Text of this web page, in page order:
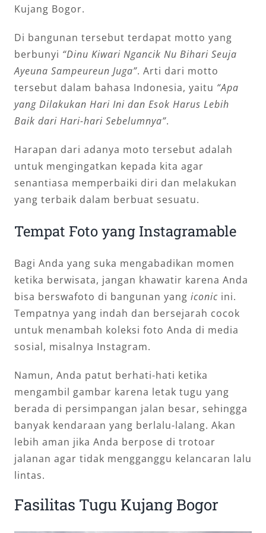
Kujang Bogor.
Di bangunan tersebut terdapat motto yang
berbunyi “Dinu Kiwari Ngancik Nu Bihari Seuja
Ayeuna Sampeureun Juga”. Arti dari motto
tersebut dalam bahasa Indonesia, yaitu “Apa
yang Dilakukan Hari Ini dan Esok Harus Lebih
Baik dari Hari-hari Sebelumnya”.
Harapan dari adanya moto tersebut adalah
untuk mengingatkan kepada kita agar
senantiasa memperbaiki diri dan melakukan
yang terbaik dalam berbuat sesuatu.
Tempat Foto yang Instagramable
Bagi Anda yang suka mengabadikan momen
ketika berwisata, jangan khawatir karena Anda
bisa berswafoto di bangunan yang iconic ini.
Tempatnya yang indah dan bersejarah cocok
untuk menambah koleksi foto Anda di media
sosial, misalnya Instagram.
Namun, Anda patut berhati-hati ketika
mengambil gambar karena letak tugu yang
berada di persimpangan jalan besar, sehingga
banyak kendaraan yang berlalu-lalang. Akan
lebih aman jika Anda berpose di trotoar
jalanan agar tidak mengganggu kelancaran lalu
lintas.
Fasilitas Tugu Kujang Bogor